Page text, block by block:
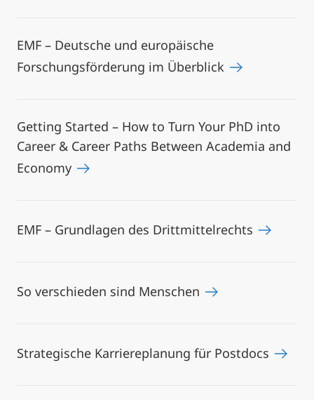
EMF – Deutsche und europäische
Forschungsförderung im Überblick
Getting Started – How to Turn Your PhD into
Career & Career Paths Between Academia and
Economy
EMF – Grundlagen des Drittmittelrechts
So verschieden sind Menschen
Strategische Karriereplanung für Postdocs